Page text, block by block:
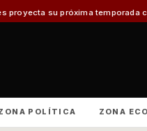
temporada con el inicio de
POLÍTICA ZONA